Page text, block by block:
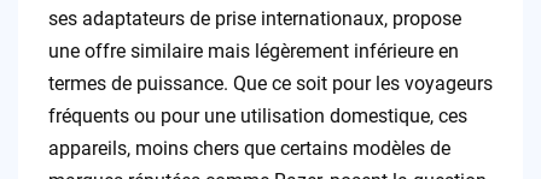
ses adaptateurs de prise internationaux, propose
une offre similaire mais légèrement inférieure en
termes de puissance. Que ce soit pour les voyageurs
fréquents ou pour une utilisation domestique, ces
appareils, moins chers que certains modèles de